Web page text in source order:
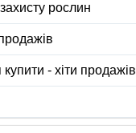
рослин
купити - хіти продажів